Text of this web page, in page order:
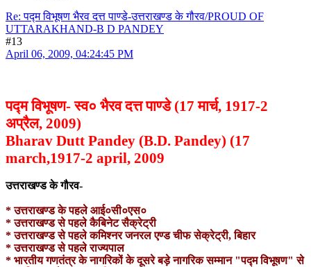
Re: पद्म विभूषण भैरव दत्त पाण्डे-उत्तराखण्ड के गौरव/PROUD OF
UTTARAKHAND-B D PANDEY
#13
April 06, 2009, 04:24:45 PM
पद्म विभूषण- स्व० भैरव दत्त पाण्डे (17 मार्च, 1917-2
अप्रैल, 2009)
Bharav Dutt Pandey (B.D. Pandey) (17
march,1917-2 april, 2009
उत्तराखण्ड के गौरव-
* उत्तराखण्ड के पहले आई०सी०एस०
* उत्तराखण्ड से पहले कैबिनेट सैक्रेट्री
* उत्तराखण्ड से पहले कमिश्नर जनरल एण्ड चीफ सेक्रेट्री, बिहार
* उत्तराखण्ड से पहले राज्यपाल
* भारतीय गणतंत्र के नागरिकों के दूसरे बड़े नागरिक सम्मान "पद्म विभूषण" से